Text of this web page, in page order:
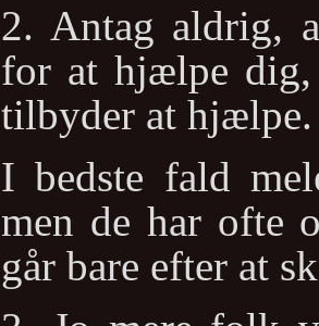
2. Antag aldrig,
for at hjælpe
tilbyder at hjælpe.
I bedste fald
men de har ofte
går bare efter at